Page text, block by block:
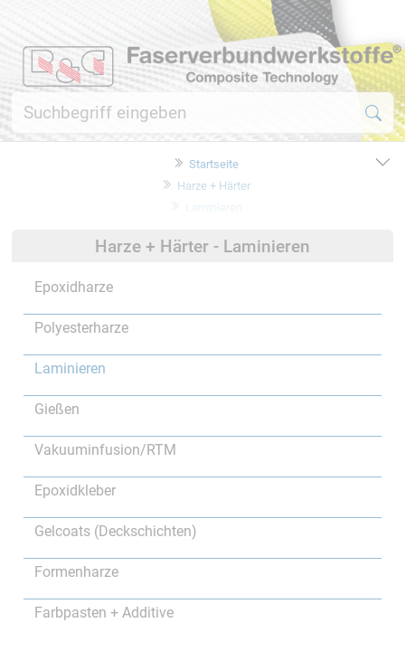
Startseite
Harze + Härter
Harze + Härter - Laminieren
Epoxidharze
Polyesterharze
Laminieren
Gießen
Vakuuminfusion/RTM
Epoxidkleber
Gelcoats (Deckschichten)
Formenharze
Farbpasten + Additive